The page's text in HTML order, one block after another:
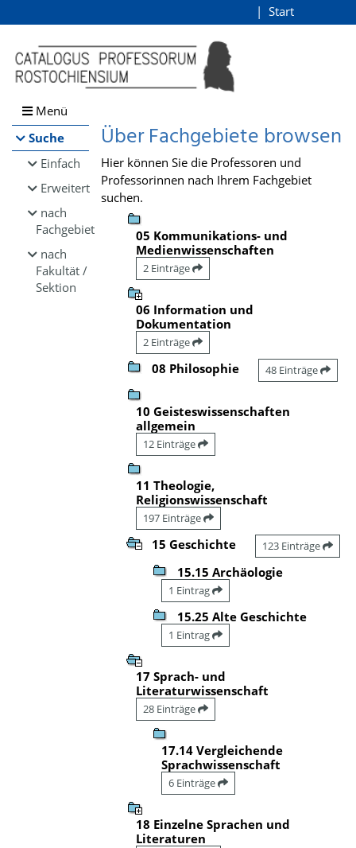
Browsen
direkt zum Inhalt
Start
Menü
Suche
Einfach
Erweitert
nach
Fachgebiet
nach
Fakultät /
Sektion
Über Fachgebiete browsen
Hier können Sie die Professoren und
Professorinnen nach Ihrem Fachgebiet
suchen.
05 Kommunikations- und
Medienwissenschaften
2 Einträge
06 Information und
Dokumentation
2 Einträge
08 Philosophie 48 Einträge
10 Geisteswissenschaften
allgemein
12 Einträge
11 Theologie,
Religionswissenschaft
197 Einträge
15 Geschichte 123 Einträge
15.15 Archäologie
1 Eintrag
15.25 Alte Geschichte
1 Eintrag
17 Sprach- und
Literaturwissenschaft
28 Einträge
17.14 Vergleichende
Sprachwissenschaft
6 Einträge
18 Einzelne Sprachen und
Literaturen